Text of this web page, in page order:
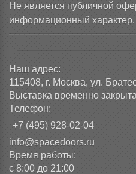
Не является публичной
информационный характер.
Наш адрес:
115408, г. Москва, ул.
Выставка временно
Телефон:
+7 (495) 928-02-04
info@spacedoors.ru
Время работы:
с 8:00 до 21:00